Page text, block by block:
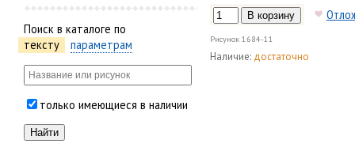
Поиск в каталоге по
тексту
параметрам
только имеющиеся в наличии
Рисунок 1684-11
Наличие: достаточно